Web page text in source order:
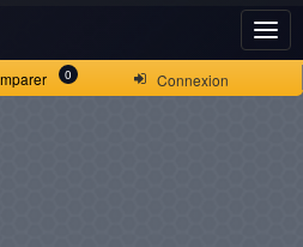
Connexion
0